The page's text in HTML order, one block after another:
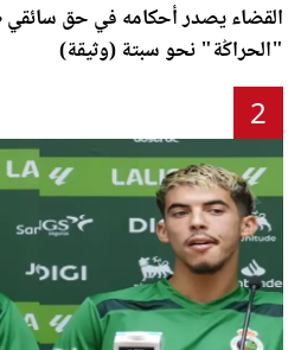
القضاء يصدر أحكامه في حق سائقي
"الحراݣة" نحو سبتة (وثيقة)
2